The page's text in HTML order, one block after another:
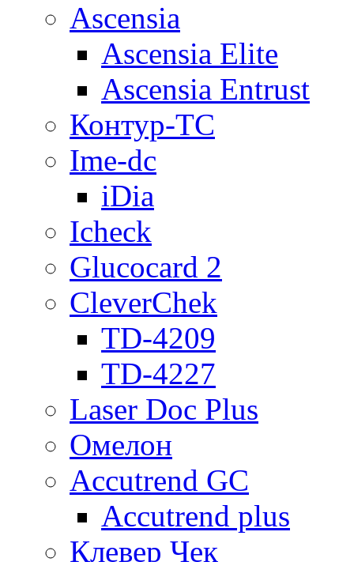
Ascensia
Ascensia Elite
Ascensia Entrust
Контур-ТС
Ime-dc
iDia
Icheck
Glucocard 2
CleverChek
TD-4209
TD-4227
Laser Doc Plus
Омелон
Accutrend GC
Accutrend plus
Клевер Чек